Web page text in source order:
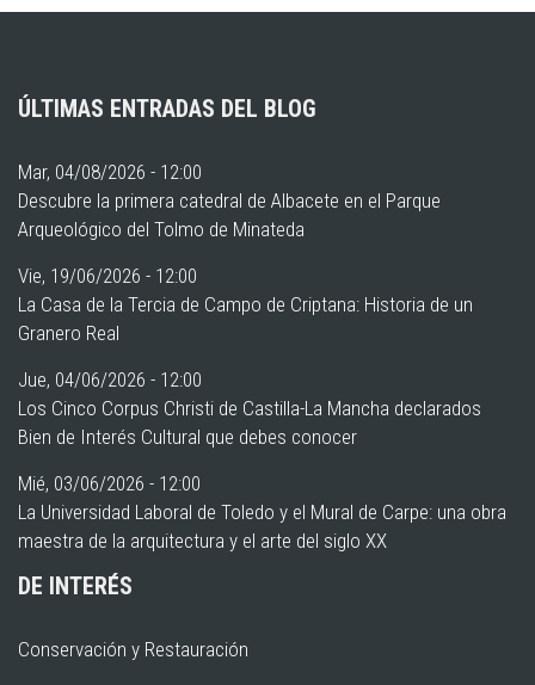
ÚLTIMAS ENTRADAS DEL BLOG
Mar, 04/08/2026 - 12:00
Descubre la primera catedral de Albacete en el Parque
Arqueológico del Tolmo de Minateda
Vie, 19/06/2026 - 12:00
La Casa de la Tercia de Campo de Criptana: Historia de un
Granero Real
Jue, 04/06/2026 - 12:00
Los Cinco Corpus Christi de Castilla-La Mancha declarados
Bien de Interés Cultural que debes conocer
Mié, 03/06/2026 - 12:00
La Universidad Laboral de Toledo y el Mural de Carpe: una obra
maestra de la arquitectura y el arte del siglo XX
DE INTERÉS
Conservación y Restauración